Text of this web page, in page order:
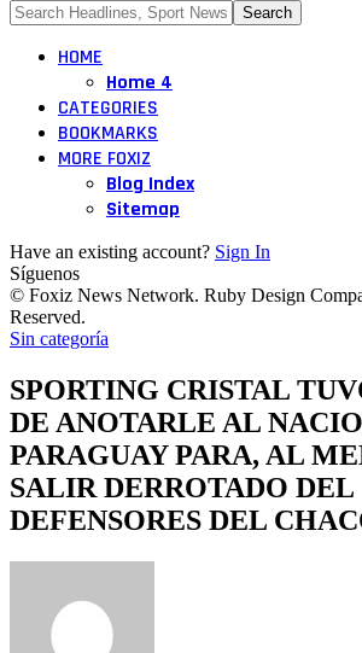
HOME
Home 4
CATEGORIES
BOOKMARKS
MORE FOXIZ
Blog Index
Sitemap
Have an existing account? Sign In
Síguenos
© Foxiz News Network. Ruby Design
Reserved.
Sin categoría
SPORTING CRISTAL
DE ANOTARLE AL
PARAGUAY PARA, AL
SALIR DERROTADO DEL
DEFENSORES DEL